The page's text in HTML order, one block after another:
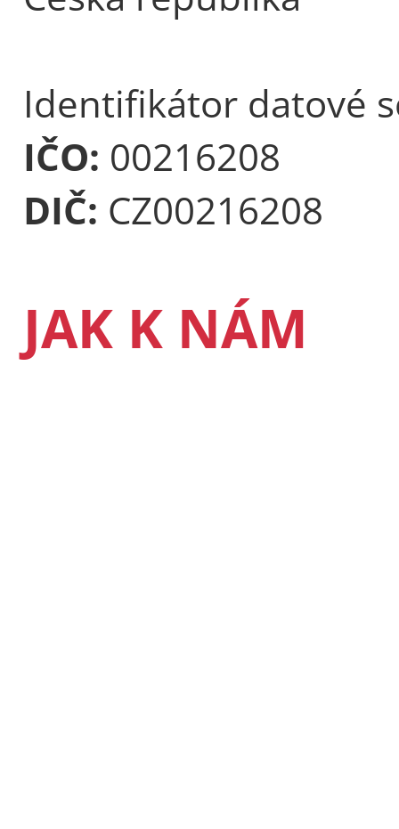
Identifikátor datové
IČO: 00216208
DIČ: CZ00216208
JAK K NÁM